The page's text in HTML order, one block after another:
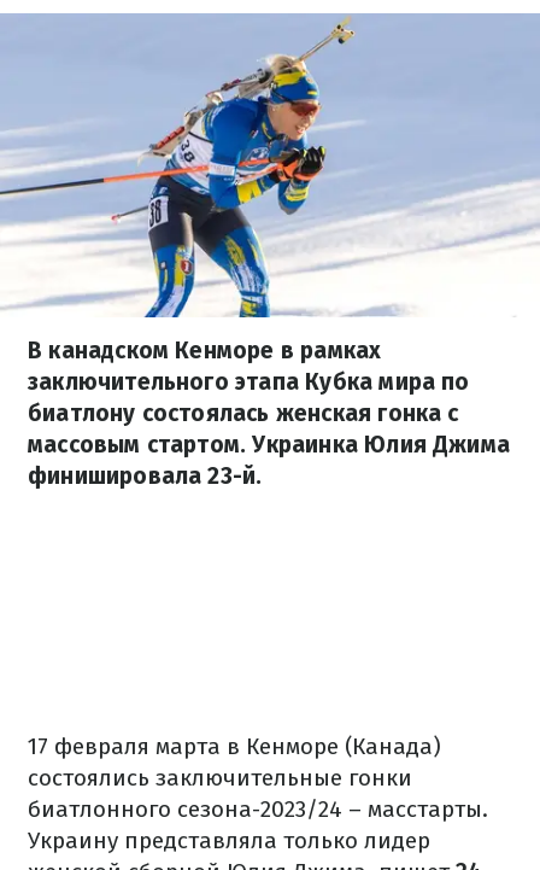
В канадском Кенморе в рамках
заключительного этапа Кубка мира по
биатлону состоялась женская гонка с
массовым стартом. Украинка Юлия Джима
финишировала 23-й.
17 февраля марта в Кенморе (Канада)
состоялись заключительные гонки
биатлонного сезона-2023/24 – масстарты.
Украину представляла только лидер